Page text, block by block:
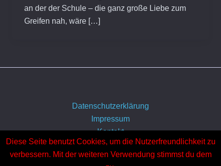
an der der Schule – die ganz große Liebe zum
Greifen nah, wäre […]
Datenschutzerklärung
Impressum
Kontakt
Über uns
Diese Seite benutzt Cookies, um die Nutzerfreundlichkeit zu
verbessern. Mit der weiteren Verwendung stimmst du dem